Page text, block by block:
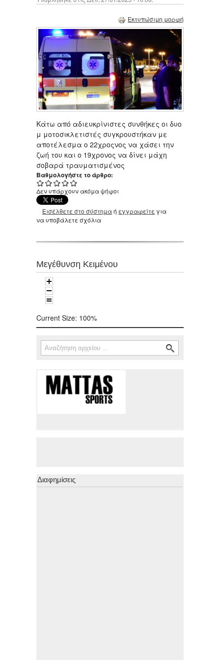
Εκτυπώσιμη μορφή
Κάτω από αδιευκρίνιστες συνθήκες οι δυο
μ μοτοσικλετιστές συγκρουστήκαν με
αποτέλεσμα ο 22χροςνος να χάσει την
ζωή του και ο 19χρονος να δίνει μάχη
σοβαρά τραυματισμένος
Βαθμολογήστε το άρθρο:
Δεν υπάρχουν ακόμα ψήφοι
Εισέλθετε στο σύστημαή εγγραφείτε για
να υποβάλετε σχόλια
Μεγέθυνση Κειμένου
Current Size: 100%
Φόρμα αναζήτησης
Αναζήτηση
Διαφημίσεις